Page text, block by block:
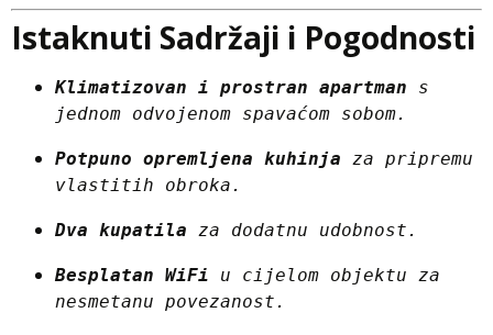
Istaknuti Sadržaji i Pogodnosti
Klimatizovan i prostran apartman s
jednom odvojenom spavaćom sobom.
Potpuno opremljena kuhinja za pripremu
vlastitih obroka.
Dva kupatila za dodatnu udobnost.
Besplatan WiFi u cijelom objektu za
nesmetanu povezanost.